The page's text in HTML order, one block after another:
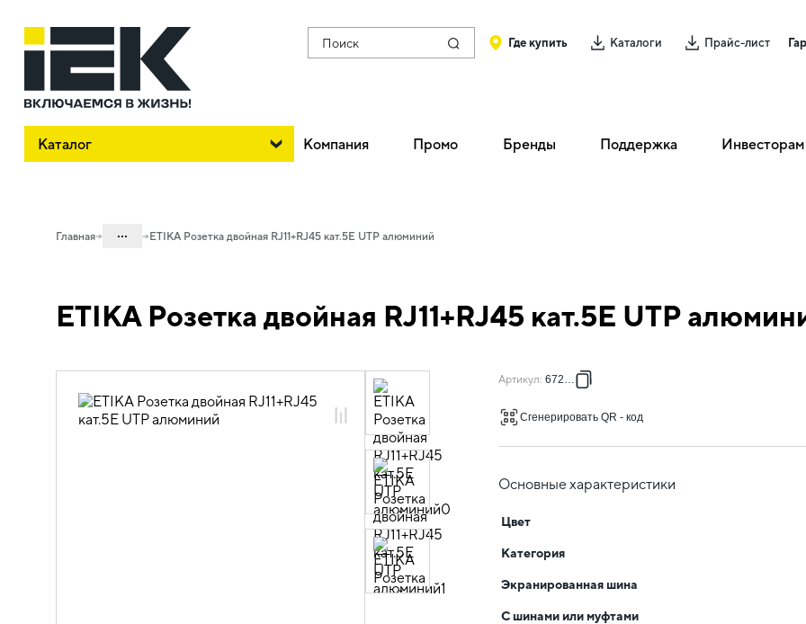
Поиск Где купить Каталоги Прайс-лист
Каталог Компания Промо Бренды Поддержка Инвесторам
Главная ...
06. Изделия электроустановочные,
удлинители и силовые разъемы
изделия скрытого монтажа ETIKA
06.01.13.03 ЭУИ ETIKA: цвет
ETIKA Розетка двойная RJ11+RJ45 кат.5E UTP алюминий
ETIKA Розетка двойная RJ11+RJ45 кат.5E UTP
Артикул: 672452
Сгенерировать QR - код
Основные характеристики
Цвет
Категория
Экранированная шина
С шинами или муфтами